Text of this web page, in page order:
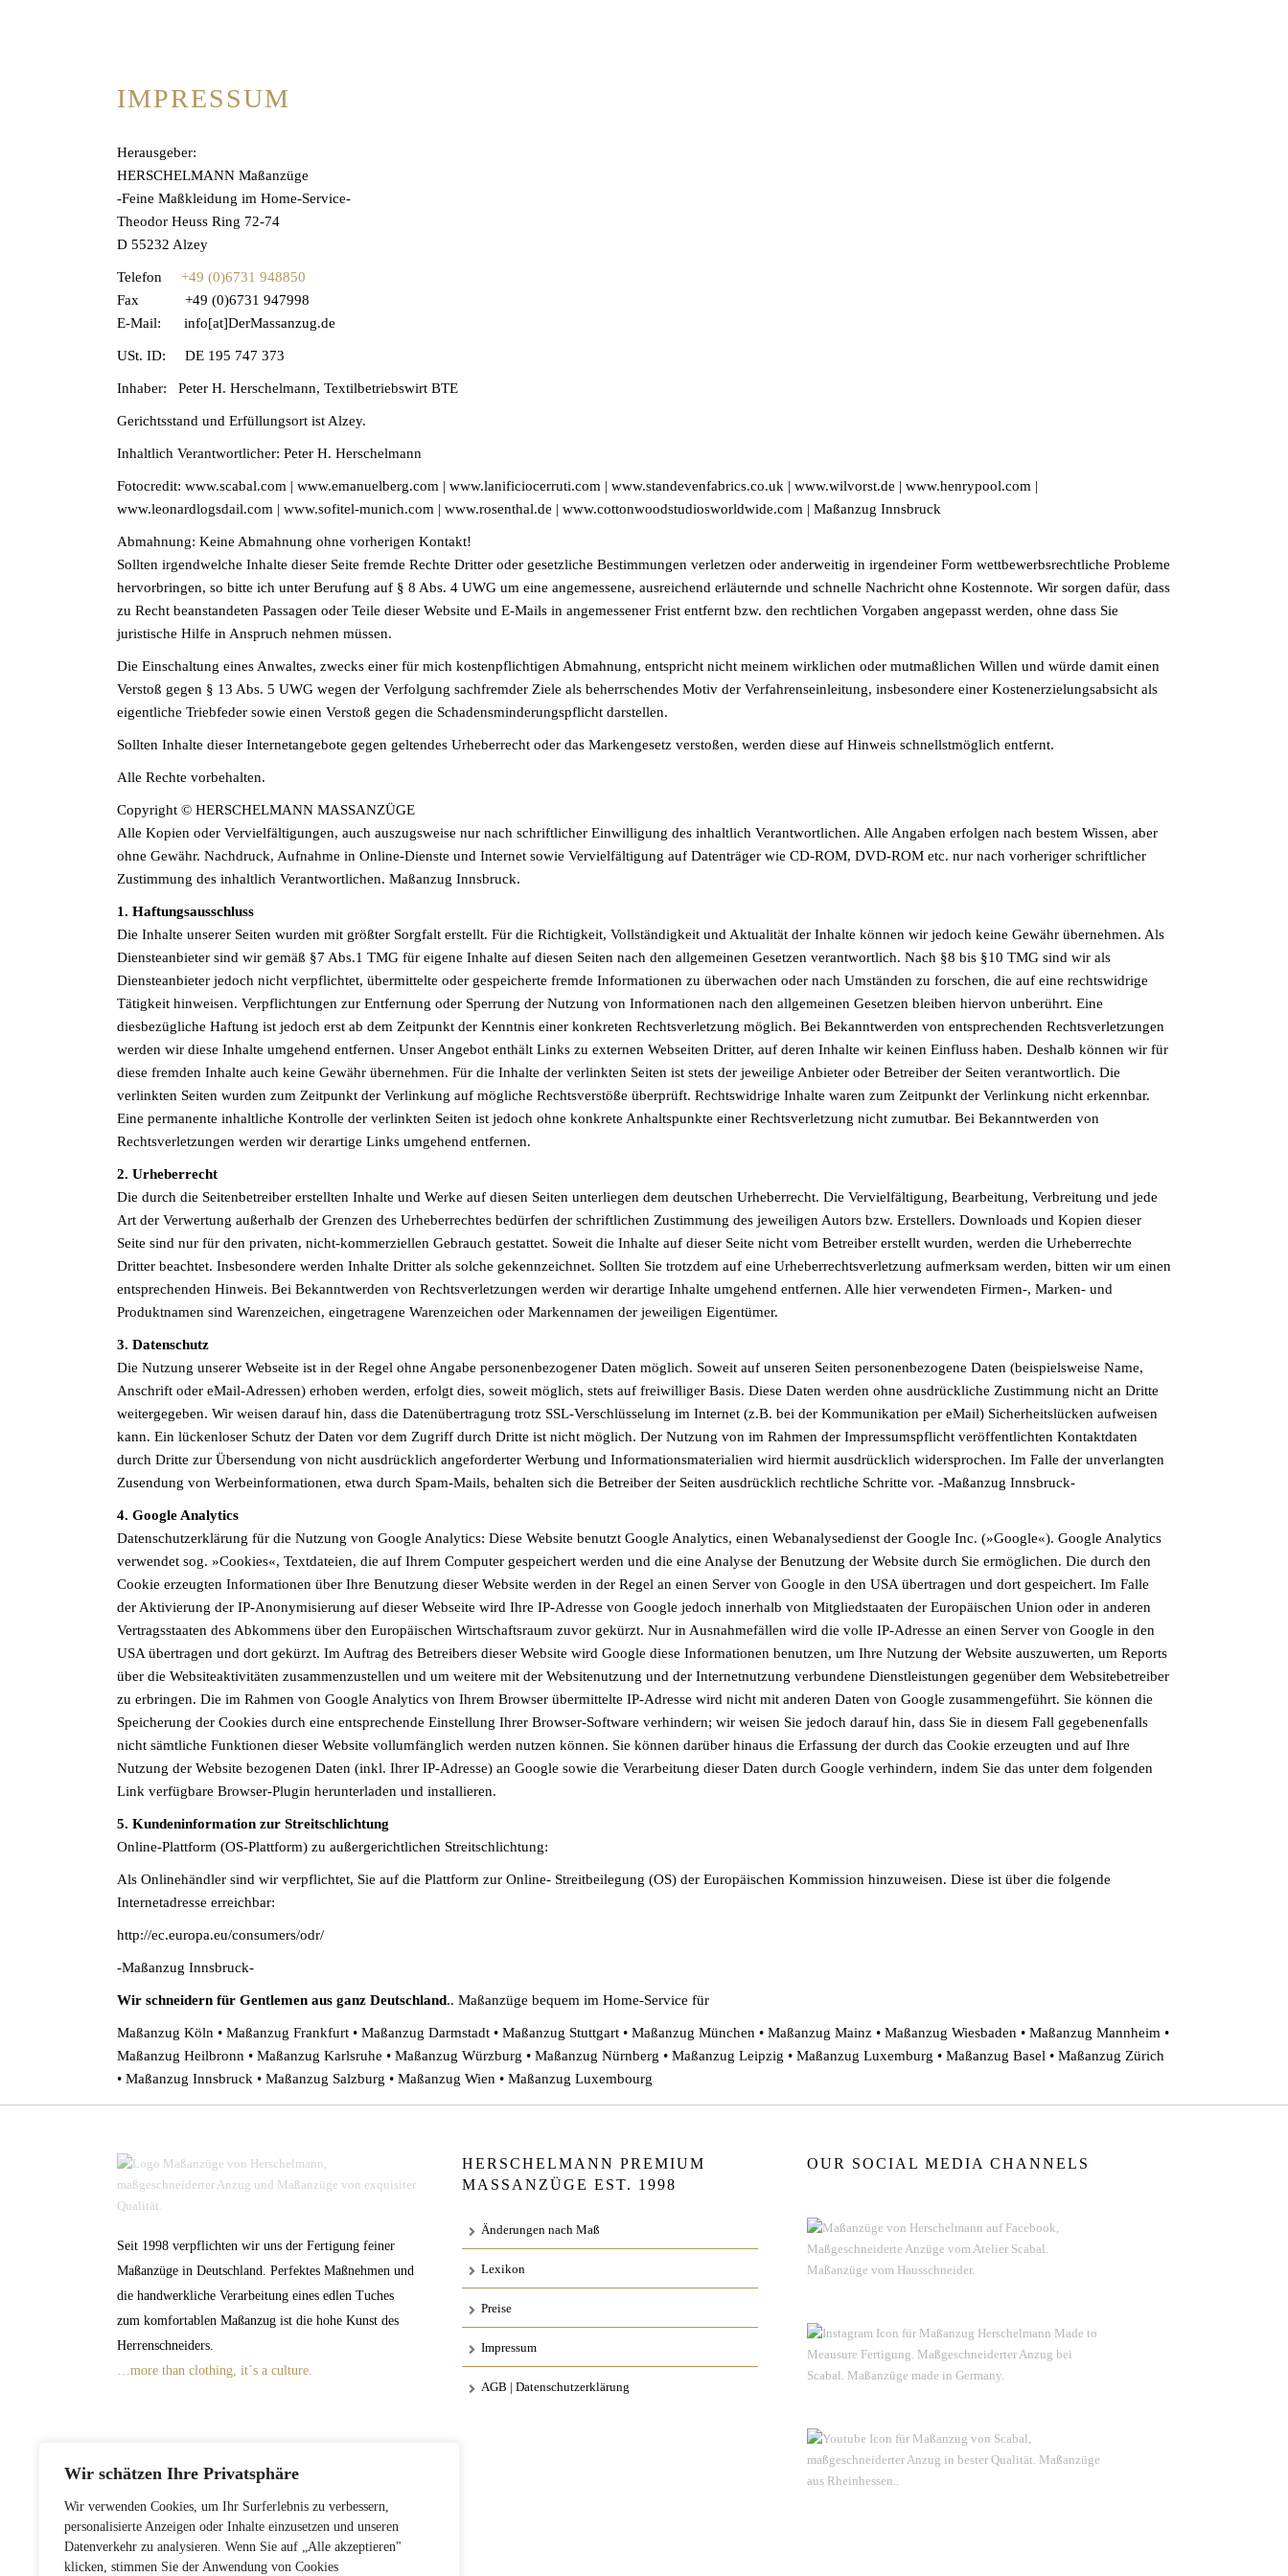
Wir schätzen Ihre Privatsphäre
Wir verwenden Cookies, um Ihr Surferlebnis zu verbessern,
personalisierte Anzeigen oder Inhalte einzusetzen und unseren
Datenverkehr zu analysieren. Wenn Sie auf „Alle akzeptieren"
klicken, stimmen Sie der Anwendung von Cookies
IMPRESSUM
Herausgeber:
HERSCHELMANN Maßanzüge
-Feine Maßkleidung im Home-Service-
Theodor Heuss Ring 72-74
D 55232 Alzey
Telefon +49 (0)6731 948850
Fax +49 (0)6731 947998
E-Mail: info[at]DerMassanzug.de
USt. ID: DE 195 747 373
Inhaber: Peter H. Herschelmann, Textilbetriebswirt BTE
Gerichtsstand und Erfüllungsort ist Alzey.
Inhaltlich Verantwortlicher: Peter H. Herschelmann
Fotocredit: www.scabal.com | www.emanuelberg.com | www.lanificiocerruti.com | www.standevenfabrics.co.uk | www.wilvorst.de | www.henrypool.com |
www.leonardlogsdail.com | www.sofitel-munich.com | www.rosenthal.de | www.cottonwoodstudiosworldwide.com | Maßanzug Innsbruck
Abmahnung: Keine Abmahnung ohne vorherigen Kontakt!
Sollten irgendwelche Inhalte dieser Seite fremde Rechte Dritter oder gesetzliche Bestimmungen verletzen oder anderweitig in irgendeiner Form wettbewerbsrechtliche Probleme
hervorbringen, so bitte ich unter Berufung auf § 8 Abs. 4 UWG um eine angemessene, ausreichend erläuternde und schnelle Nachricht ohne Kostennote. Wir sorgen dafür, dass
zu Recht beanstandeten Passagen oder Teile dieser Website und E-Mails in angemessener Frist entfernt bzw. den rechtlichen Vorgaben angepasst werden, ohne dass Sie
juristische Hilfe in Anspruch nehmen müssen.
Die Einschaltung eines Anwaltes, zwecks einer für mich kostenpflichtigen Abmahnung, entspricht nicht meinem wirklichen oder mutmaßlichen Willen und würde damit einen
Verstoß gegen § 13 Abs. 5 UWG wegen der Verfolgung sachfremder Ziele als beherrschendes Motiv der Verfahrenseinleitung, insbesondere einer Kostenerzielungsabsicht als
eigentliche Triebfeder sowie einen Verstoß gegen die Schadensminderungspflicht darstellen.
Sollten Inhalte dieser Internetangebote gegen geltendes Urheberrecht oder das Markengesetz verstoßen, werden diese auf Hinweis schnellstmöglich entfernt.
Alle Rechte vorbehalten.
Copyright © HERSCHELMANN MASSANZÜGE
Alle Kopien oder Vervielfältigungen, auch auszugsweise nur nach schriftlicher Einwilligung des inhaltlich Verantwortlichen. Alle Angaben erfolgen nach bestem Wissen, aber
ohne Gewähr. Nachdruck, Aufnahme in Online-Dienste und Internet sowie Vervielfältigung auf Datenträger wie CD-ROM, DVD-ROM etc. nur nach vorheriger schriftlicher
Zustimmung des inhaltlich Verantwortlichen. Maßanzug Innsbruck.
1. Haftungsausschluss
Die Inhalte unserer Seiten wurden mit größter Sorgfalt erstellt. Für die Richtigkeit, Vollständigkeit und Aktualität der Inhalte können wir jedoch keine Gewähr übernehmen. Als
Diensteanbieter sind wir gemäß §7 Abs.1 TMG für eigene Inhalte auf diesen Seiten nach den allgemeinen Gesetzen verantwortlich. Nach §8 bis §10 TMG sind wir als
Diensteanbieter jedoch nicht verpflichtet, übermittelte oder gespeicherte fremde Informationen zu überwachen oder nach Umständen zu forschen, die auf eine rechtswidrige
Tätigkeit hinweisen. Verpflichtungen zur Entfernung oder Sperrung der Nutzung von Informationen nach den allgemeinen Gesetzen bleiben hiervon unberührt. Eine
diesbezügliche Haftung ist jedoch erst ab dem Zeitpunkt der Kenntnis einer konkreten Rechtsverletzung möglich. Bei Bekanntwerden von entsprechenden Rechtsverletzungen
werden wir diese Inhalte umgehend entfernen. Unser Angebot enthält Links zu externen Webseiten Dritter, auf deren Inhalte wir keinen Einfluss haben. Deshalb können wir für
diese fremden Inhalte auch keine Gewähr übernehmen. Für die Inhalte der verlinkten Seiten ist stets der jeweilige Anbieter oder Betreiber der Seiten verantwortlich. Die
verlinkten Seiten wurden zum Zeitpunkt der Verlinkung auf mögliche Rechtsverstöße überprüft. Rechtswidrige Inhalte waren zum Zeitpunkt der Verlinkung nicht erkennbar.
Eine permanente inhaltliche Kontrolle der verlinkten Seiten ist jedoch ohne konkrete Anhaltspunkte einer Rechtsverletzung nicht zumutbar. Bei Bekanntwerden von
Rechtsverletzungen werden wir derartige Links umgehend entfernen.
2. Urheberrecht
Die durch die Seitenbetreiber erstellten Inhalte und Werke auf diesen Seiten unterliegen dem deutschen Urheberrecht. Die Vervielfältigung, Bearbeitung, Verbreitung und jede
Art der Verwertung außerhalb der Grenzen des Urheberrechtes bedürfen der schriftlichen Zustimmung des jeweiligen Autors bzw. Erstellers. Downloads und Kopien dieser
Seite sind nur für den privaten, nicht-kommerziellen Gebrauch gestattet. Soweit die Inhalte auf dieser Seite nicht vom Betreiber erstellt wurden, werden die Urheberrechte
Dritter beachtet. Insbesondere werden Inhalte Dritter als solche gekennzeichnet. Sollten Sie trotzdem auf eine Urheberrechtsverletzung aufmerksam werden, bitten wir um einen
entsprechenden Hinweis. Bei Bekanntwerden von Rechtsverletzungen werden wir derartige Inhalte umgehend entfernen. Alle hier verwendeten Firmen-, Marken- und
Produktnamen sind Warenzeichen, eingetragene Warenzeichen oder Markennamen der jeweiligen Eigentümer.
3. Datenschutz
Die Nutzung unserer Webseite ist in der Regel ohne Angabe personenbezogener Daten möglich. Soweit auf unseren Seiten personenbezogene Daten (beispielsweise Name,
Anschrift oder eMail-Adressen) erhoben werden, erfolgt dies, soweit möglich, stets auf freiwilliger Basis. Diese Daten werden ohne ausdrückliche Zustimmung nicht an Dritte
weitergegeben. Wir weisen darauf hin, dass die Datenübertragung trotz SSL-Verschlüsselung im Internet (z.B. bei der Kommunikation per eMail) Sicherheitslücken aufweisen
kann. Ein lückenloser Schutz der Daten vor dem Zugriff durch Dritte ist nicht möglich. Der Nutzung von im Rahmen der Impressumspflicht veröffentlichten Kontaktdaten
durch Dritte zur Übersendung von nicht ausdrücklich angeforderter Werbung und Informationsmaterialien wird hiermit ausdrücklich widersprochen. Im Falle der unverlangten
Zusendung von Werbeinformationen, etwa durch Spam-Mails, behalten sich die Betreiber der Seiten ausdrücklich rechtliche Schritte vor. -Maßanzug Innsbruck-
4. Google Analytics
Datenschutzerklärung für die Nutzung von Google Analytics: Diese Website benutzt Google Analytics, einen Webanalysedienst der Google Inc. (»Google«). Google Analytics
verwendet sog. »Cookies«, Textdateien, die auf Ihrem Computer gespeichert werden und die eine Analyse der Benutzung der Website durch Sie ermöglichen. Die durch den
Cookie erzeugten Informationen über Ihre Benutzung dieser Website werden in der Regel an einen Server von Google in den USA übertragen und dort gespeichert. Im Falle
der Aktivierung der IP-Anonymisierung auf dieser Webseite wird Ihre IP-Adresse von Google jedoch innerhalb von Mitgliedstaaten der Europäischen Union oder in anderen
Vertragsstaaten des Abkommens über den Europäischen Wirtschaftsraum zuvor gekürzt. Nur in Ausnahmefällen wird die volle IP-Adresse an einen Server von Google in den
USA übertragen und dort gekürzt. Im Auftrag des Betreibers dieser Website wird Google diese Informationen benutzen, um Ihre Nutzung der Website auszuwerten, um Reports
über die Websiteaktivitäten zusammenzustellen und um weitere mit der Websitenutzung und der Internetnutzung verbundene Dienstleistungen gegenüber dem Websitebetreiber
zu erbringen. Die im Rahmen von Google Analytics von Ihrem Browser übermittelte IP-Adresse wird nicht mit anderen Daten von Google zusammengeführt. Sie können die
Speicherung der Cookies durch eine entsprechende Einstellung Ihrer Browser-Software verhindern; wir weisen Sie jedoch darauf hin, dass Sie in diesem Fall gegebenenfalls
nicht sämtliche Funktionen dieser Website vollumfänglich werden nutzen können. Sie können darüber hinaus die Erfassung der durch das Cookie erzeugten und auf Ihre
Nutzung der Website bezogenen Daten (inkl. Ihrer IP-Adresse) an Google sowie die Verarbeitung dieser Daten durch Google verhindern, indem Sie das unter dem folgenden
Link verfügbare Browser-Plugin herunterladen und installieren.
5. Kundeninformation zur Streitschlichtung
Online-Plattform (OS-Plattform) zu außergerichtlichen Streitschlichtung:
Als Onlinehändler sind wir verpflichtet, Sie auf die Plattform zur Online- Streitbeilegung (OS) der Europäischen Kommission hinzuweisen. Diese ist über die folgende
Internetadresse erreichbar:
http://ec.europa.eu/consumers/odr/
-Maßanzug Innsbruck-
Wir schneidern für Gentlemen aus ganz Deutschland.. Maßanzüge bequem im Home-Service für
Maßanzug Köln • Maßanzug Frankfurt • Maßanzug Darmstadt • Maßanzug Stuttgart • Maßanzug München • Maßanzug Mainz • Maßanzug Wiesbaden • Maßanzug Mannheim •
Maßanzug Heilbronn • Maßanzug Karlsruhe • Maßanzug Würzburg • Maßanzug Nürnberg • Maßanzug Leipzig • Maßanzug Luxemburg • Maßanzug Basel • Maßanzug Zürich
• Maßanzug Innsbruck • Maßanzug Salzburg • Maßanzug Wien • Maßanzug Luxembourg
Seit 1998 verpflichten wir uns der Fertigung feiner
Maßanzüge in Deutschland. Perfektes Maßnehmen und
die handwerkliche Verarbeitung eines edlen Tuches
zum komfortablen Maßanzug ist die hohe Kunst des
Herrenschneiders.
…more than clothing, it´s a culture.
HERSCHELMANN PREMIUM
MASSANZÜGE EST. 1998
Änderungen nach Maß
Lexikon
Preise
Impressum
AGB | Datenschutzerklärung
OUR SOCIAL MEDIA CHANNELS